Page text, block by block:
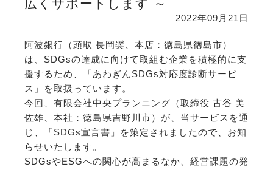
広くサポートします ～
2022年09月21日
阿波銀行（頭取 長岡奨、本店：徳島県徳島市）
は、SDGsの達成に向けて取組む企業を積極的に支
援するため、「あわぎんSDGs対応度診断サービ
ス」を取扱っています。
今回、有限会社中央プランニング（取締役 古谷 美
佐雄、本社：徳島県吉野川市）が、当サービスを通
じ、「SDGs宣言書」を策定されましたので、お知
らせいたします。
SDGsやESGへの関心が高まるなか、経営課題の発